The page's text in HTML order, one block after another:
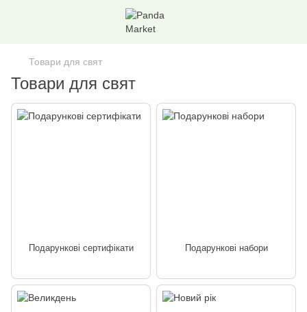
Товари для свят
Товари для свят
Подарункові сертифікати Подарункові набори